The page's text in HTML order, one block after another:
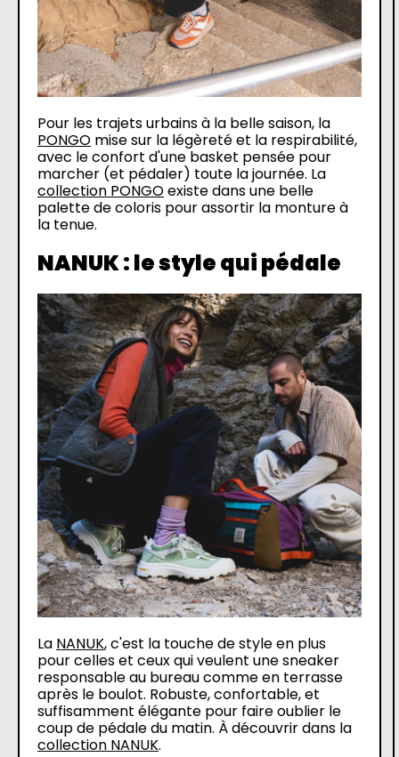
Pour les trajets urbains à la belle saison, la
PONGO mise sur la légèreté et la respirabilité,
avec le confort d'une basket pensée pour
marcher (et pédaler) toute la journée. La
collection PONGOexiste dans une belle
palette de coloris pour assortir la monture à
la tenue.
NANUK : le style qui pédale
La NANUK, c'est la touche de style en plus
pour celles et ceux qui veulent une sneaker
responsable au bureau comme en terrasse
après le boulot. Robuste, confortable, et
suffisamment élégante pour faire oublier le
coup de pédale du matin. À découvrir dans la
collection NANUK.